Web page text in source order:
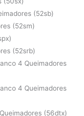
(52sb)
(52sm)
(52srb)
4 Queimadores
4 Queimadores
(56dtx)